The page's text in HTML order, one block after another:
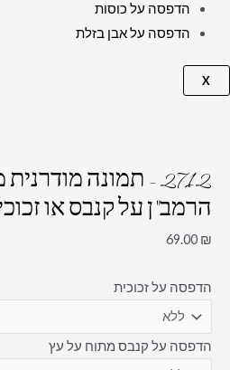
הדפסה על כוסות
הדפסה על אבן בזלת
X
2712 – תמונה
הרמב"ן על קנבס או
69.00 ₪
הדפסה על זכוכית
הדפסה על קנבס מתוח על עץ